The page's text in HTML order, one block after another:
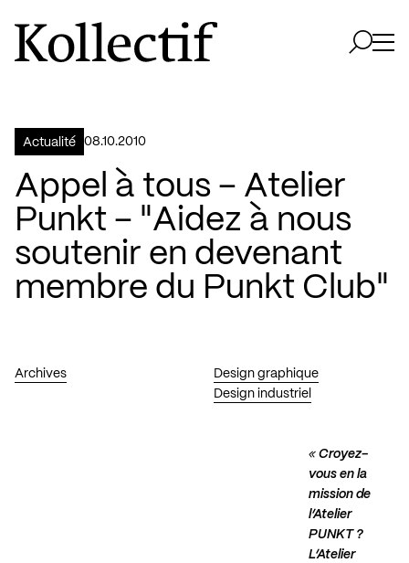
Aller à la page d'accueil
Logo Kollectif
Actualité 08.10.2010
Appel à tous – Atelier
Punkt – "Aidez à nous
soutenir en devenant
membre du Punkt Club"
Archives
Design graphique
Design industriel
« Croyez-
vous en la
mission de
l’Atelier
PUNKT ?
L’Atelier